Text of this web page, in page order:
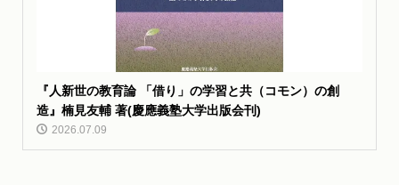
『人新世の教育論 「借り」の学習と共（コモン）の創
造』楠見友輔 著(慶應義塾大学出版会刊)
2026.07.09